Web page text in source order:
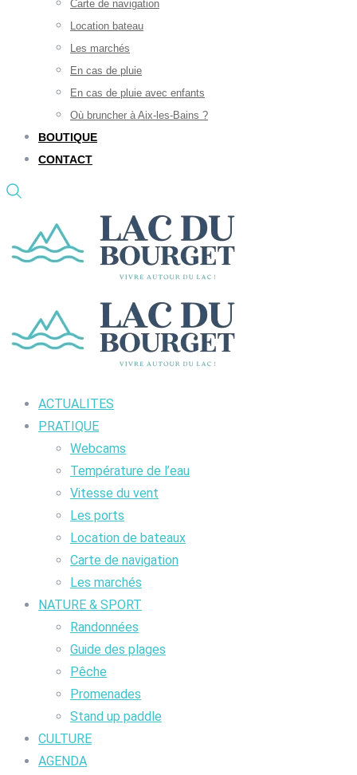
Carte de navigation
Location bateau
Les marchés
En cas de pluie
En cas de pluie avec enfants
Où bruncher à Aix-les-Bains ?
BOUTIQUE
CONTACT
ACTUALITES
PRATIQUE
Webcams
Température de l’eau
Vitesse du vent
Les ports
Location de bateaux
Carte de navigation
Les marchés
NATURE & SPORT
Randonnées
Guide des plages
Pêche
Promenades
Stand up paddle
CULTURE
AGENDA